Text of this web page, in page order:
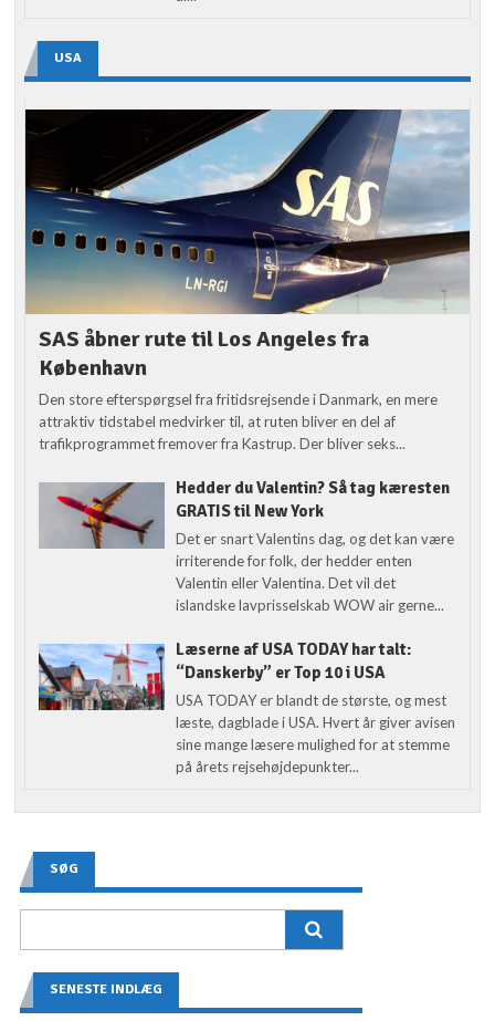
USA
SAS åbner rute til Los Angeles fra
København
Den store efterspørgsel fra fritidsrejsende i Danmark, en mere
attraktiv tidstabel medvirker til, at ruten bliver en del af
trafikprogrammet fremover fra Kastrup. Der bliver seks...
Hedder du Valentin? Så tag kæresten
GRATIS til New York
Det er snart Valentins dag, og det kan være
irriterende for folk, der hedder enten
Valentin eller Valentina. Det vil det
islandske lavprisselskab WOW air gerne...
Læserne af USA TODAY har talt:
“Danskerby” er Top 10 i USA
USA TODAY er blandt de største, og mest
læste, dagblade i USA. Hvert år giver avisen
sine mange læsere mulighed for at stemme
på årets rejsehøjdepunkter...
SØG
SENESTE INDLÆG